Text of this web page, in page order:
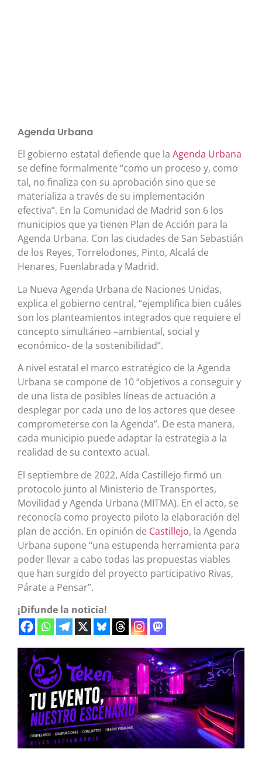
Agenda Urbana
El gobierno estatal defiende que la Agenda Urbana
se define formalmente “como un proceso y, como
tal, no finaliza con su aprobación sino que se
materializa a través de su implementación
efectiva”. En la Comunidad de Madrid son 6 los
municipios que ya tienen Plan de Acción para la
Agenda Urbana. Con las ciudades de San Sebastián
de los Reyes, Torrelodones, Pinto, Alcalá de
Henares, Fuenlabrada y Madrid.
La Nueva Agenda Urbana de Naciones Unidas,
explica el gobierno central, “ejemplifica bien cuáles
son los planteamientos integrados que requiere el
concepto simultáneo –ambiental, social y
económico- de la sostenibilidad”.
A nivel estatal el marco estratégico de la Agenda
Urbana se compone de 10 “objetivos a conseguir y
de una lista de posibles líneas de actuación a
desplegar por cada uno de los actores que desee
comprometerse con la Agenda”. De esta manera,
cada municipio puede adaptar la estrategia a la
realidad de su contexto acual.
El septiembre de 2022, Aída Castillejo firmó un
protocolo junto al Ministerio de Transportes,
Movilidad y Agenda Urbana (MITMA). En el acto, se
reconocía como proyecto piloto la elaboración del
plan de acción. En opinión de Castillejo, la Agenda
Urbana supone “una estupenda herramienta para
poder llevar a cabo todas las propuestas viables
que han surgido del proyecto participativo Rivas,
Párate a Pensar”.
¡Difunde la noticia!